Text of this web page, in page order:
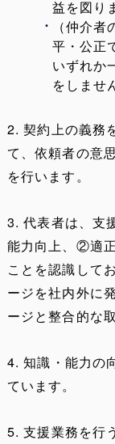
益を図り
（仲介
平・公正
いずれか
をしませ
2. 契約上の義務
て、依頼者の意
を行います。
3. 代表者は、支
能力向上、②適
ことを認識して
ージを社内外に
ージと整合的な
4. 知識・能力の
ています。
5. 支援業務を行